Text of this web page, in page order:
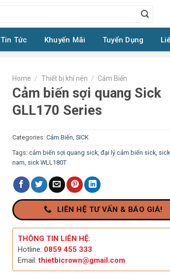
Tin Tức Khuyến Mãi Tuyển Dụng
Home / Thiết bị khí nén / Cảm Biến
Cảm biến sợi quang Sick
GLL170 Series
Categories:Cảm Biến ,SICK
Tags:cảm biến sợi quang sick ,đại lý cảm biến sick
nam sick WLL180T
LIÊN HỆ TƯ VẤN & BÁO GIÁ!
THÔNG TIN LIÊN HỆ:
Hotline: 0859 455 333
Email:thietbicrown@gmail.com